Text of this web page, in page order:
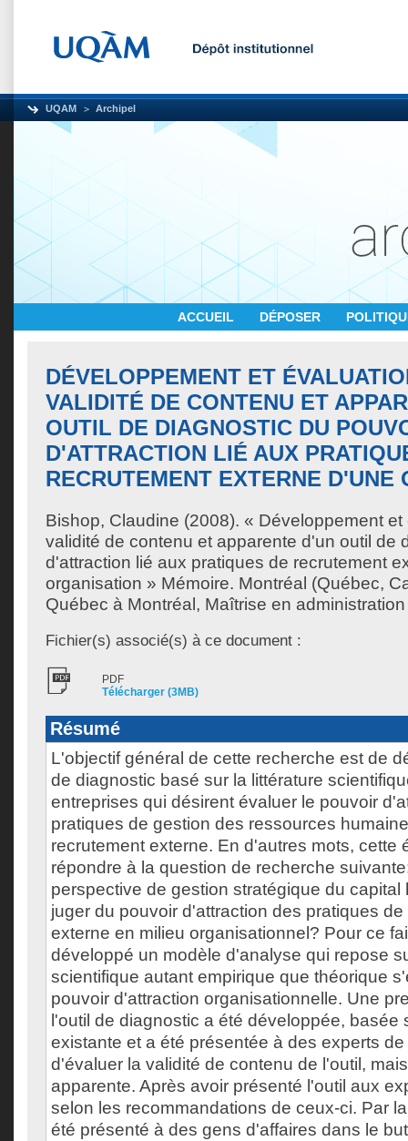
UQAM Archipel
ACCUEIL DÉPOSER
DÉVELOPPEMENT ET
VALIDITÉ DE CONTENU ET
OUTIL DE DIAGNOSTIC DU
D'ATTRACTION LIÉ AUX
RECRUTEMENT EXTERNE D'UNE
Bishop, Claudine (2008). « Développement
validité de contenu et apparente d'un outil de
d'attraction lié aux pratiques de recrutement
organisation » Mémoire. Montréal (Québec,
Québec à Montréal, Maîtrise en
Fichier(s) associé(s) à ce document :
PDF
Télécharger (3MB)
Résumé
L'objectif général de cette recherche est de
de diagnostic basé sur la littérature
entreprises qui désirent évaluer le pouvoir
pratiques de gestion des ressources
recrutement externe. En d'autres mots, cette
répondre à la question de recherche
perspective de gestion stratégique du capital
juger du pouvoir d'attraction des pratiques
externe en milieu organisationnel? Pour ce
développé un modèle d'analyse qui repose
scientifique autant empirique que théorique
pouvoir d'attraction organisationnelle. Une
l'outil de diagnostic a été développée, basée
existante et a été présentée à des experts
d'évaluer la validité de contenu de l'outil,
apparente. Après avoir présenté l'outil aux
selon les recommandations de ceux-ci. Par
été présenté à des gens d'affaires dans le